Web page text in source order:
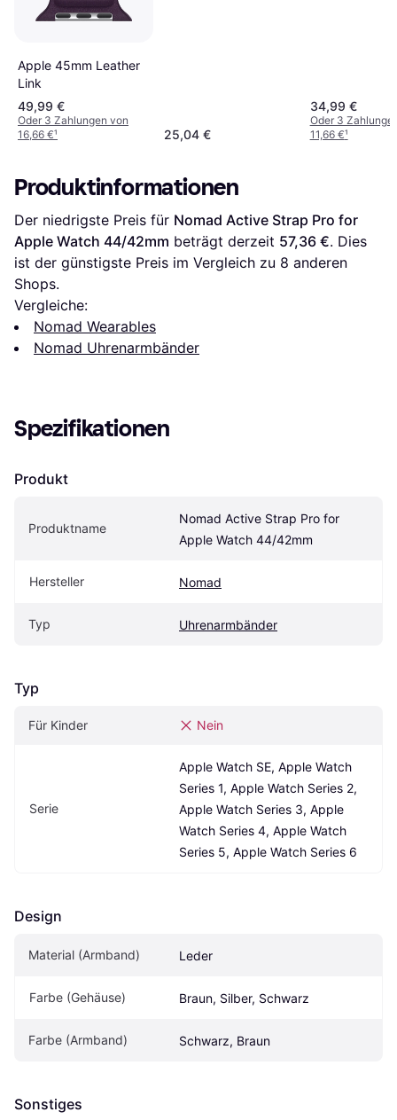
Apple 45mm Leather
Link
49,99 €
Oder 3 Zahlungen von
16,66 €¹ 25,04 €
34,99 €
Oder 3
11,66 €¹
Produktinformationen
Der niedrigste Preis für Nomad Active Strap Pro for
Apple Watch 44/42mm beträgt derzeit 57,36 €. Dies
ist der günstigste Preis im Vergleich zu 8 anderen
Shops.
Vergleiche:
Nomad Wearables
Nomad Uhrenarmbänder
Spezifikationen
Produkt
Produktname
Nomad Active Strap Pro for
Apple Watch 44/42mm
Hersteller Nomad
Typ Uhrenarmbänder
Typ
Für Kinder Nein
Serie
Apple Watch SE, Apple Watch
Series 1, Apple Watch Series 2,
Apple Watch Series 3, Apple
Watch Series 4, Apple Watch
Series 5, Apple Watch Series 6
Design
Material (Armband) Leder
Farbe (Gehäuse) Braun, Silber, Schwarz
Farbe (Armband) Schwarz, Braun
Sonstiges